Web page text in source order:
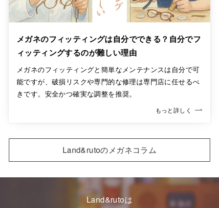
メガネのフィッティングは自分でできる？自分でフ
ィッティングするのが難しい理由
メガネのフィッティングと簡単なメンテナンスは自分で可
能ですが、破損リスクや専門的な修理は専門店に任せるべ
きです。安全かつ確実な調整を推奨。
もっと詳しく
Land&rutoのメガネコラム
Land&rutoは